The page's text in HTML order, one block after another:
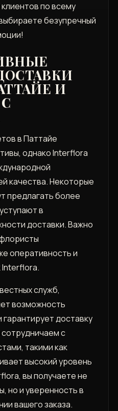
по всему
безупречный
И
в Паттайе
однако Interflora
качества. Некоторые
предлагать более
в
доставки. Важно
оперативность и
Interflora.
служб,
возможность
гарантирует доставку
с
такими как
высокий уровень
вы получаете не
но и уверенность в
вашего заказа.